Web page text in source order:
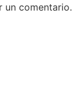
un comentario.